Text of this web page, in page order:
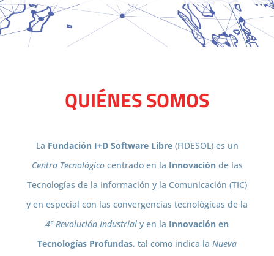
QUIÉNES SOMOS
La Fundación I+D Software Libre(FIDESOL) es un
Centro Tecnológicocentrado en la Innovaciónde las
Tecnologías de la Información y la Comunicación (TIC)
y en especial con las convergencias tecnológicas de la
4ª Revolución Industrial y en la Innovación en
Tecnologías Profundas, tal como indica la Nueva